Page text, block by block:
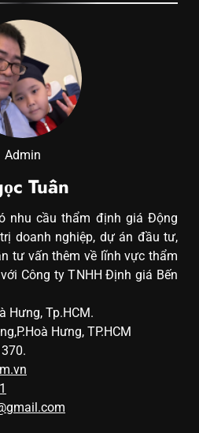
Admin
Tuân
nhu cầu thẩm định giá Động
doanh nghiệp, dự án đầu tư,
tư vấn thêm về lĩnh vực thẩm
Công ty TNHH Định giá Bến
Hưng, Tp.HCM.
Hưng, TP.HCM